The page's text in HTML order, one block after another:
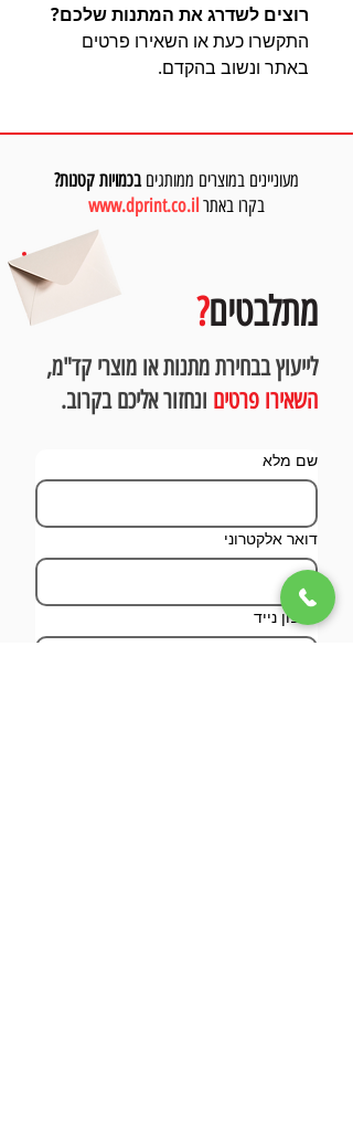
רוצים לשדרג את המתנות שלכם?
התקשרו כעת או השאירו פרטים
באתר ונשוב בהקדם.
מעוניינים במוצרים ממותגיםבכמויות קטנות?
בקרו באתר www.dprint.co.il
מתלבטים?
לייעוץ בבחירת מתנות או מוצרי קד"מ,
השאירו פרטים ונחזור אליכם בקרוב.
שם מלא
דואר אלקטרוני
טלפון נייד